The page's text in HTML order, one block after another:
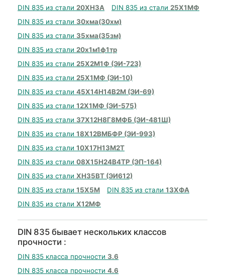
DIN 835 из стали 20ХН3А DIN 835 из стали 25Х1МФ
DIN 835 из стали 30хма(30хм)
DIN 835 из стали 35хма(35зм)
DIN 835 из стали 20х1м1ф1тр
DIN 835 из стали 25Х2М1Ф (ЭИ-723)
DIN 835 из стали 25Х1МФ (ЭИ-10)
DIN 835 из стали 45Х14Н14В2М (ЭИ-69)
DIN 835 из стали 12Х1МФ (ЭИ-575)
DIN 835 из стали 37Х12Н8Г8МФБ (ЭИ-481Ш)
DIN 835 из стали 18Х12ВМБФР (ЭИ-993)
DIN 835 из стали 10Х17Н13М2Т
DIN 835 из стали 08Х15Н24В4ТР (ЭП-164)
DIN 835 из стали ХН35ВТ (ЭИ612)
DIN 835 из стали 15Х5М DIN 835 из стали 13ХФА
DIN 835 из стали Х12МФ
DIN 835 бывает нескольких классов
прочности :
DIN 835 класса прочности 3.6
DIN 835 класса прочности 4.6